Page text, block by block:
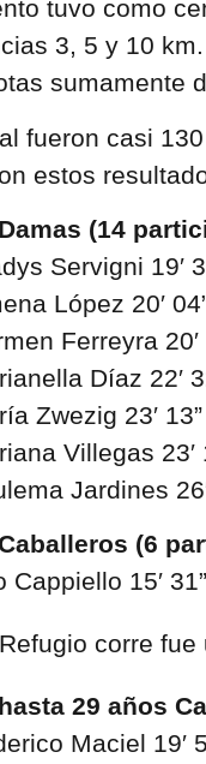
tuvo como
3, 5 y 10
sumamente
fueron casi
estos
(14
Servigni 19′
López 20′
Ferreyra 20′
Díaz 22′
Zwezig 23′ 13”
Villegas 23′
Jardines
(6
Cappiello 15′ 31”
29 años
Maciel 19′